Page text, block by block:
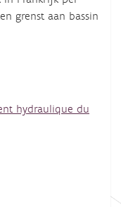
grenst aan bassin
hydraulique du